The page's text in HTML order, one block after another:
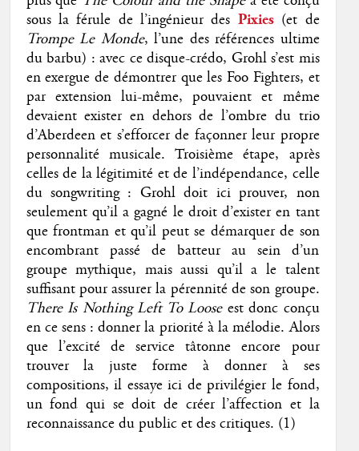
sous la férule de l’ingénieur des Pixies (et de
Trompe Le Monde, l’une des références ultime
du barbu) : avec ce disque-crédo, Grohl s’est mis
en exergue de démontrer que les Foo Fighters, et
par extension lui-même, pouvaient et même
devaient exister en dehors de l’ombre du trio
d’Aberdeen et s’efforcer de façonner leur propre
personnalité musicale. Troisième étape, après
celles de la légitimité et de l’indépendance, celle
du songwriting : Grohl doit ici prouver, non
seulement qu’il a gagné le droit d’exister en tant
que frontman et qu’il peut se démarquer de son
encombrant passé de batteur au sein d’un
groupe mythique, mais aussi qu’il a le talent
suffisant pour assurer la pérennité de son groupe.
There Is Nothing Left To Looseest donc conçu
en ce sens : donner la priorité à la mélodie. Alors
que l’excité de service tâtonne encore pour
trouver la juste forme à donner à ses
compositions, il essaye ici de privilégier le fond,
un fond qui se doit de créer l’affection et la
reconnaissance du public et des critiques. (1)